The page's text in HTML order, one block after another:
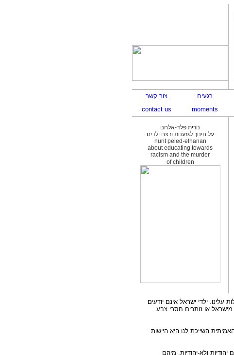
נורית פלד-אלחנן
על חינוך לגזענות ורצח ילדים
nurit peled-elhanan
about educating towards
racism and the murder
of children
עלינו. ילדי ישראל אינם יודעים
או נותרים חסרי צבע
השייכת לנו היא היישות
ולא-יהודיות. מיהם